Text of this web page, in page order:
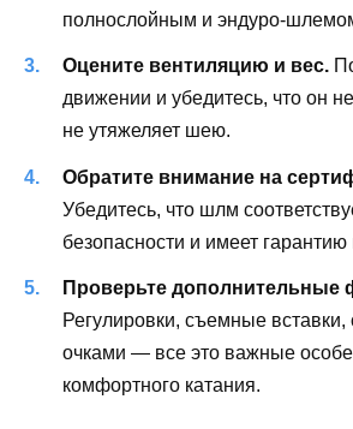
полнослойным и эндуро-
Оцените вентиляцию и вес.
движении и убедитесь, что он
не утяжеляет шею.
Обратите внимание на
Убедитесь, что шлм
безопасности и имеет гарантию
Проверьте дополнительные
Регулировки, съемные вставки,
очками — все это важные
комфортного катания.